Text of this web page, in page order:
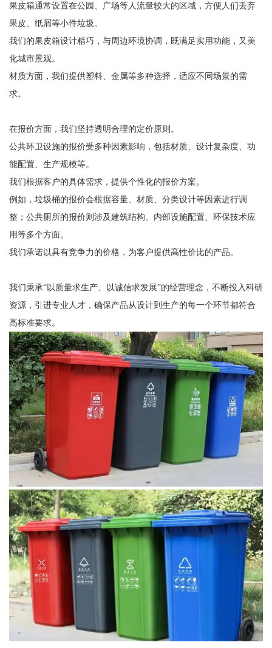
果皮箱通常设置在公园、广场等人流量较大的区域，方便人们丢弃
果皮、纸屑等小件垃圾。
我们的果皮箱设计精巧，与周边环境协调，既满足实用功能，又美
化城市景观。
材质方面，我们提供塑料、金属等多种选择，适应不同场景的需
求。
在报价方面，我们坚持透明合理的定价原则。
公共环卫设施的报价受多种因素影响，包括材质、设计复杂度、功
能配置、生产规模等。
我们根据客户的具体需求，提供个性化的报价方案。
例如，垃圾桶的报价会根据容量、材质、分类设计等因素进行调
整；公共厕所的报价则涉及建筑结构、内部设施配置、环保技术应
用等多个方面。
我们承诺以具有竞争力的价格，为客户提供高性价比的产品。
我们秉承“以质量求生产、以诚信求发展”的经营理念，不断投入科研
资源，引进专业人才，确保产品从设计到生产的每一个环节都符合
高标准要求。